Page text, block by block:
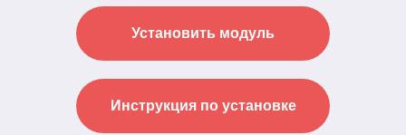
Установить модуль
Инструкция по установке